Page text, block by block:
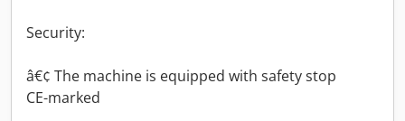
Security:
â€¢ The machine is equipped with safety stop
CE-marked